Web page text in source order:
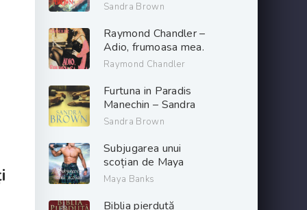
Sandra Brown
Raymond Chandler –
Adio, frumoasa mea.
PDF📚
Raymond Chandler
Furtuna in Paradis
Manechin – Sandra
Brown. PDF📚
Sandra Brown
Subjugarea unui
scoțian de Maya
Banks descarcă carți
gratis .pdf 📖
Maya Banks
Biblia pierdută